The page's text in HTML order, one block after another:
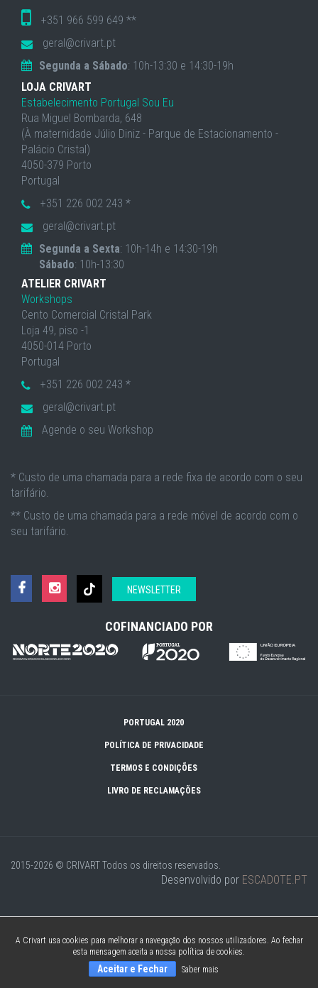
+351 966 599 649 **
geral@crivart.pt
Segunda a Sábado: 10h-13:30 e 14:30-19h
LOJA CRIVART
Estabelecimento Portugal Sou Eu
Rua Miguel Bombarda, 648
(À maternidade Júlio Diniz - Parque de Estacionamento -
Palácio Cristal)
4050-379 Porto
Portugal
+351 226 002 243 *
geral@crivart.pt
Segunda a Sexta: 10h-14h e 14:30-19h
Sábado: 10h-13:30
ATELIER CRIVART
Workshops
Cento Comercial Cristal Park
Loja 49, piso -1
4050-014 Porto
Portugal
+351 226 002 243 *
geral@crivart.pt
Agende o seu Workshop
* Custo de uma chamada para a rede fixa de acordo com o seu
tarifário.
** Custo de uma chamada para a rede móvel de acordo com o
seu tarifário.
NEWSLETTER
COFINANCIADO POR
PORTUGAL 2020
POLÍTICA DE PRIVACIDADE
TERMOS E CONDIÇÕES
LIVRO DE RECLAMAÇÕES
2015-2026 © CRIVARTTodos os direitos reservados.
Desenvolvido por ESCADOTE.PT
A Crivart usa cookies para melhorar a navegação dos nossos utilizadores. Ao fechar
esta mensagem aceita a nossa política de cookies.
Aceitar e Fechar Saber mais